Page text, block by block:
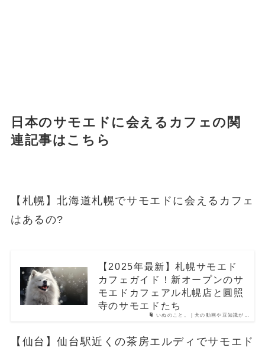
日本のサモエドに会えるカフェの関
連記事はこちら
【札幌】北海道札幌でサモエドに会えるカフェ
はあるの?
いぬのこと。｜犬の動画や豆知識が…
【2025年最新】札幌サモエド
カフェガイド！新オープンのサ
モエドカフェアル札幌店と圓照
寺のサモエドたち
【仙台】仙台駅近くの茶房エルディでサモエド